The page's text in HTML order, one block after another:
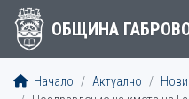
ОБЩИНА
Начало Актуално